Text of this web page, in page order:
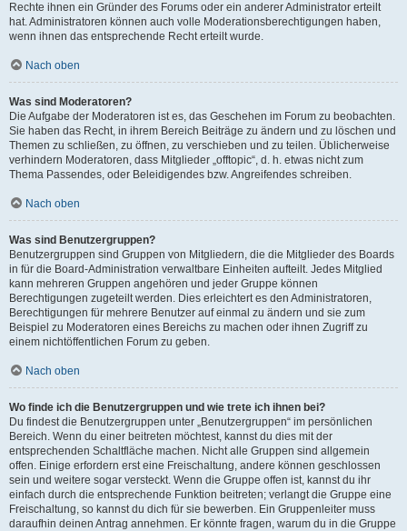
Rechte ihnen ein Gründer des Forums oder ein anderer Administrator erteilt
hat. Administratoren können auch volle Moderationsberechtigungen haben,
wenn ihnen das entsprechende Recht erteilt wurde.
Nach oben
Was sind Moderatoren?
Die Aufgabe der Moderatoren ist es, das Geschehen im Forum zu beobachten.
Sie haben das Recht, in ihrem Bereich Beiträge zu ändern und zu löschen und
Themen zu schließen, zu öffnen, zu verschieben und zu teilen. Üblicherweise
verhindern Moderatoren, dass Mitglieder „offtopic“, d. h. etwas nicht zum
Thema Passendes, oder Beleidigendes bzw. Angreifendes schreiben.
Nach oben
Was sind Benutzergruppen?
Benutzergruppen sind Gruppen von Mitgliedern, die die Mitglieder des Boards
in für die Board-Administration verwaltbare Einheiten aufteilt. Jedes Mitglied
kann mehreren Gruppen angehören und jeder Gruppe können
Berechtigungen zugeteilt werden. Dies erleichtert es den Administratoren,
Berechtigungen für mehrere Benutzer auf einmal zu ändern und sie zum
Beispiel zu Moderatoren eines Bereichs zu machen oder ihnen Zugriff zu
einem nichtöffentlichen Forum zu geben.
Nach oben
Wo finde ich die Benutzergruppen und wie trete ich ihnen bei?
Du findest die Benutzergruppen unter „Benutzergruppen“ im persönlichen
Bereich. Wenn du einer beitreten möchtest, kannst du dies mit der
entsprechenden Schaltfläche machen. Nicht alle Gruppen sind allgemein
offen. Einige erfordern erst eine Freischaltung, andere können geschlossen
sein und weitere sogar versteckt. Wenn die Gruppe offen ist, kannst du ihr
einfach durch die entsprechende Funktion beitreten; verlangt die Gruppe eine
Freischaltung, so kannst du dich für sie bewerben. Ein Gruppenleiter muss
daraufhin deinen Antrag annehmen. Er könnte fragen, warum du in die Gruppe